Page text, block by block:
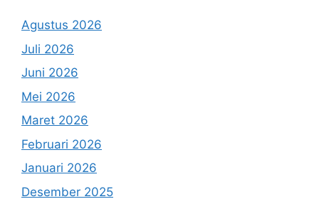
Agustus 2026
Juli 2026
Juni 2026
Mei 2026
Maret 2026
Februari 2026
Januari 2026
Desember 2025